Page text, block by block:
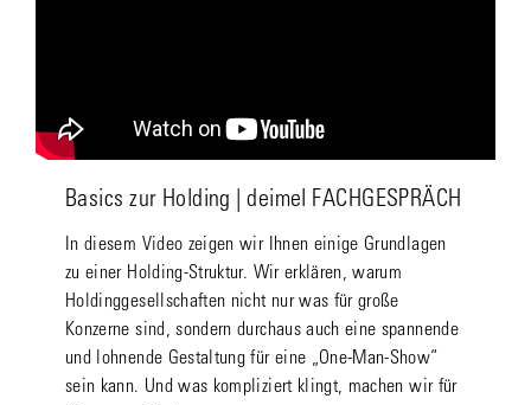
Basics zur Holding | deimel FACHGESPRÄCH
In diesem Video zeigen wir Ihnen einige Grundlagen
zu einer Holding-Struktur. Wir erklären, warum
Holdinggesellschaften nicht nur was für große
Konzerne sind, sondern durchaus auch eine spannende
und lohnende Gestaltung für eine „One-Man-Show“
sein kann. Und was kompliziert klingt, machen wir für